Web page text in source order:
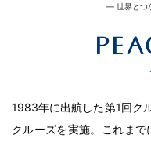
― 世界とつ
1983年に出航した第1回ク
クルーズを実施。これま